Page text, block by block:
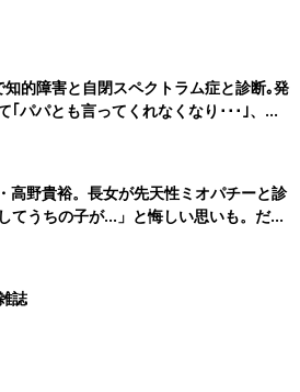
的障害と自閉スペクトラム症と診断｡発
｢パパとも言ってくれなくなり･･･｣、元
手･岡田優介
高野貴裕。長女が先天性ミオパチーと診
てうちの子が…」と悔しい思いも。だか
の時間を全力で楽しみたい
誌